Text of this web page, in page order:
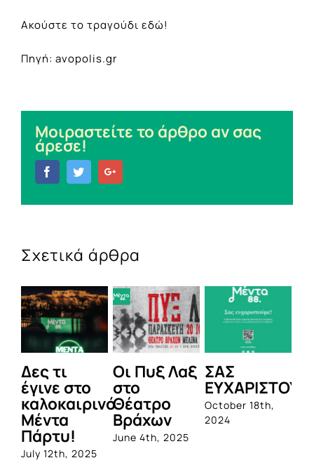
Ακούστε το τραγούδι εδώ!
Πηγή: avopolis.gr
Μοιραστείτε το άρθρο αν σας
άρεσε!
FacebookTwitter
Σχετικά άρθρα
Δες τι
έγινε στο
καλοκαιρινό
Μέντα
Πάρτυ!
July 12th, 2025
Οι Πυξ Λαξ
στο
Θέατρο
Βράχων
June 4th, 2025
ΣΑΣ
October 18th,
2024